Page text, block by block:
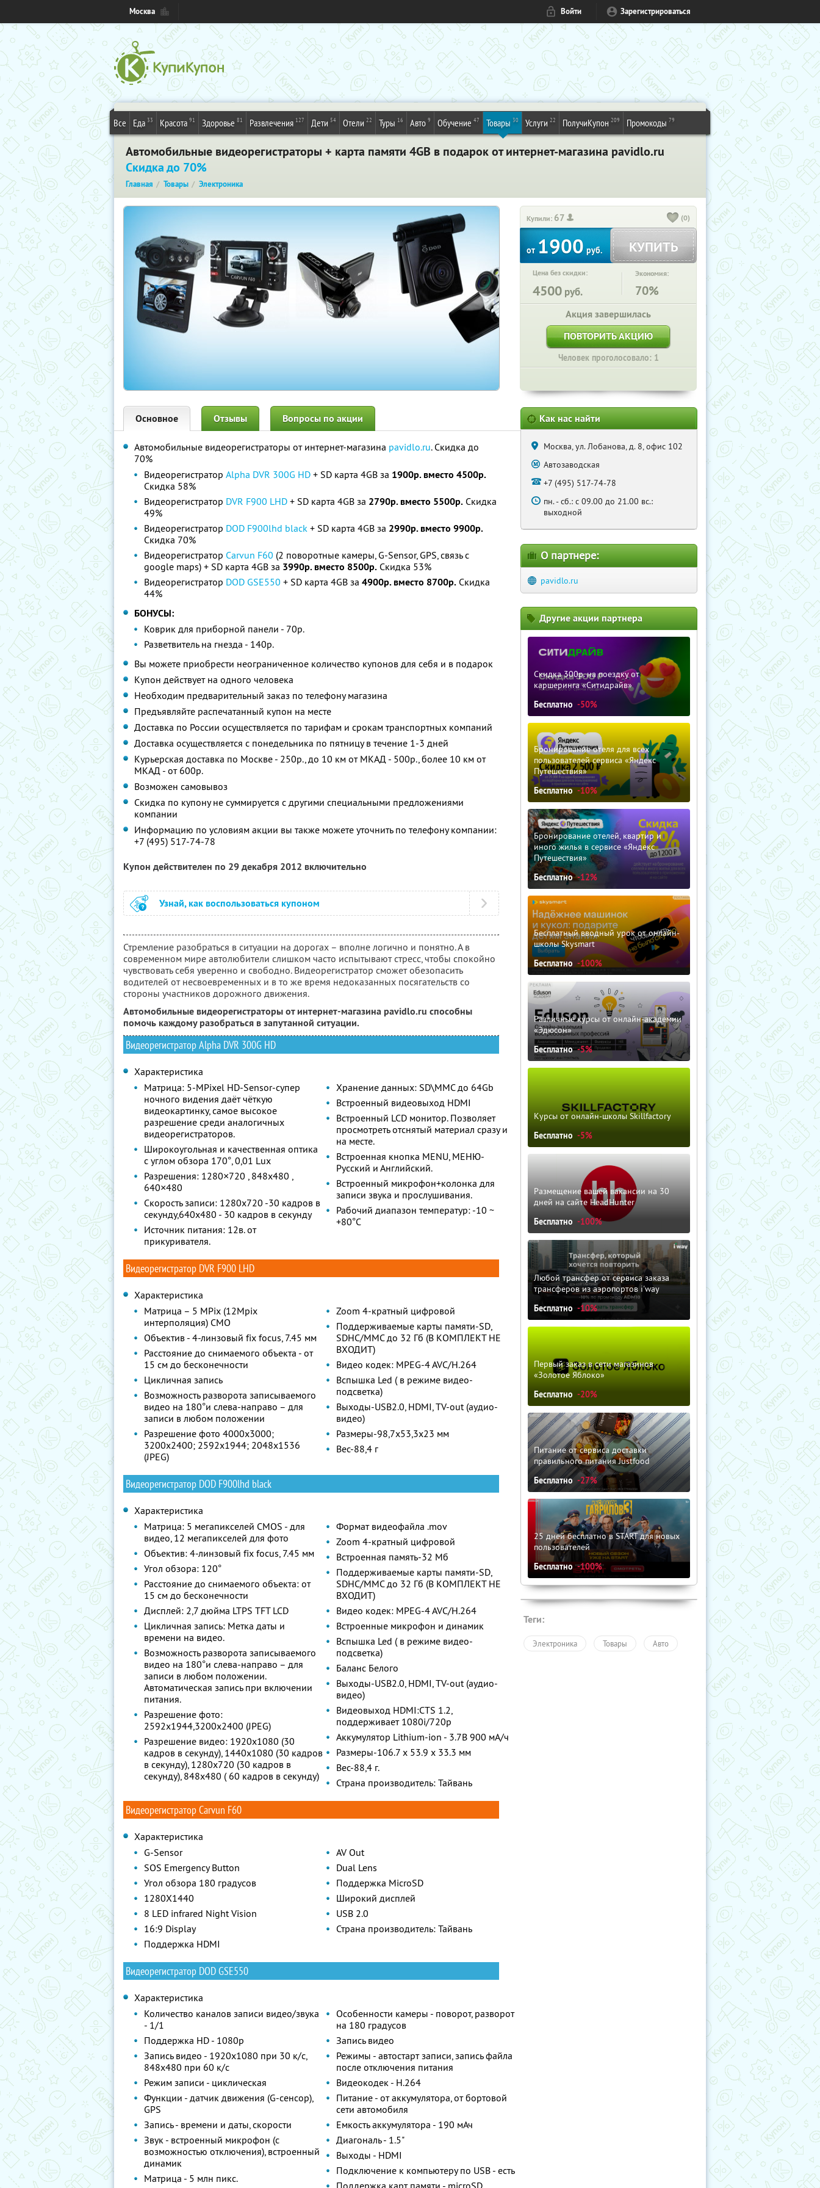
Москва Войти Зарегистрироваться
Все Еда 33 Красота 91 Здоровье 81 Развлечения 127 Дети 54 Отели 22 Туры 16 Авто 9 Обучение 47 Товары 30 Услуги 22 ПолучиКупон 209 Промокоды 79
Автомобильные видеорегистраторы + карта памяти 4GB в подарок от интернет-магазина pavidlo.ru
Скидка до 70%
Главная Товары Электроника
Купили: 67 (0)
от 1900 руб. КУПИТЬ
Цена без скидки:
4500 руб.
Экономия:
70%
Акция завершилась
ПОВТОРИТЬ АКЦИЮ
Человек проголосовало: 1
Основное Отзывы Вопросы по акции
Автомобильные видеорегистраторы от интернет-магазина pavidlo.ru. Скидка до
70%
Видеорегистратор Alpha DVR 300G HD + SD карта 4GB за 1900р. вместо 4500р.
Скидка 58%
Видеорегистратор DVR F900 LHD + SD карта 4GB за 2790р. вместо 5500р. Скидка
49%
Видеорегистратор DOD F900lhd black + SD карта 4GB за 2990р. вместо 9900р.
Скидка 70%
Видеорегистратор Carvun F60 (2 поворотные камеры, G-Sensor, GPS, связь с
google maps) + SD карта 4GB за 3990р. вместо 8500р. Скидка 53%
Видеорегистратор DOD GSE550 + SD карта 4GB за 4900р. вместо 8700р. Скидка
44%
БОНУСЫ:
Коврик для приборной панели - 70р.
Разветвитель на гнезда - 140р.
Вы можете приобрести неограниченное количество купонов для себя и в подарок
Купон действует на одного человека
Необходим предварительный заказ по телефону магазина
Предъявляйте распечатанный купон на месте
Доставка по России осуществляется по тарифам и срокам транспортных компаний
Доставка осуществляется с понедельника по пятницу в течение 1-3 дней
Курьерская доставка по Москве - 250р., до 10 км от МКАД - 500р., более 10 км от
МКАД - от 600р.
Возможен самовывоз
Скидка по купону не суммируется с другими специальными предложениями
компании
Информацию по условиям акции вы также можете уточнить по телефону компании:
+7 (495) 517-74-78
Купон действителен по 29 декабря 2012 включительно
Узнай, как воспользоваться купоном
Стремление разобраться в ситуации на дорогах – вполне логично и понятно. А в
современном мире автолюбители слишком часто испытывают стресс, чтобы спокойно
чувствовать себя уверенно и свободно. Видеорегистратор сможет обезопасить
водителей от несвоевременных и в то же время недоказанных посягательств со
стороны участников дорожного движения.
Автомобильные видеорегистраторы от интернет-магазина pavidlo.ru способны
помочь каждому разобраться в запутанной ситуации.
Видеорегистратор Alpha DVR 300G HD
Характеристика
Матрица: 5-MPixel HD-Sensor-супер
ночного видения даёт чёткую
видеокартинку, самое высокое
разрешение среди аналогичных
видеорегистраторов.
Широкоугольная и качественная оптика
с углом обзора 170°, 0,01 Lux
Разрешения: 1280×720 , 848x480 ,
640×480
Скорость записи: 1280х720 -30 кадров в
секунду,640х480 - 30 кадров в секунду
Источник питания: 12в. от
прикуривателя.
Хранение данных: SD\MMC до 64Gb
Встроенный видеовыход HDMI
Встроенный LCD монитор. Позволяет
просмотреть отснятый материал сразу и
на месте.
Встроенная кнопка MENU, МЕНЮ-
Русский и Английский.
Встроенный микрофон+колонка для
записи звука и прослушивания.
Рабочий диапазон температур: -10 ~
+80°С
Видеорегистратор DVR F900 LHD
Характеристика
Матрица – 5 MPix (12Mpix
интерполяция) CMO
Объектив - 4-линзовый fix focus, 7.45 мм
Расстояние до снимаемого объекта - от
15 см до бесконечности
Цикличная запись
Возможность разворота записываемого
видео на 180°и слева-направо – для
записи в любом положении
Разрешение фото 4000х3000;
3200х2400; 2592х1944; 2048х1536
(JPEG)
Zoom 4-кратный цифровой
Поддерживаемые карты памяти-SD,
SDHC/MMC до 32 Гб (В КОМПЛЕКТ НЕ
ВХОДИТ)
Видео кодек: MPEG-4 AVC/H.264
Вспышка Led ( в режиме видео-
подсветка)
Выходы-USB2.0, HDMI, TV-out (аудио-
видео)
Размеры-98,7х53,3х23 мм
Вес-88,4 г
Видеорегистратор DOD F900lhd black
Характеристика
Матрица: 5 мегапикселей CMOS - для
видео, 12 мегапикселей для фото
Объектив: 4-линзовый fix focus, 7.45 мм
Угол обзора: 120°
Расстояние до снимаемого объекта: от
15 см до бесконечности
Дисплей: 2,7 дюйма LTPS TFT LCD
Цикличная запись: Метка даты и
времени на видео.
Возможность разворота записываемого
видео на 180°и слева-направо – для
записи в любом положении.
Автоматическая запись при включении
питания.
Разрешение фото:
2592х1944,3200х2400 (JPEG)
Разрешение видео: 1920х1080 (30
кадров в секунду), 1440х1080 (30 кадров
в секунду), 1280х720 (30 кадров в
секунду), 848х480 ( 60 кадров в секунду)
Формат видеофайла .mov
Zoom 4-кратный цифровой
Встроенная память-32 Мб
Поддерживаемые карты памяти-SD,
SDHC/MMC до 32 Гб (В КОМПЛЕКТ НЕ
ВХОДИТ)
Видео кодек: MPEG-4 AVC/H.264
Встроенные микрофон и динамик
Вспышка Led ( в режиме видео-
подсветка)
Баланс Белого
Выходы-USB2.0, HDMI, TV-out (аудио-
видео)
Видеовыход HDMI:CTS 1.2,
поддерживает 1080i/720p
Аккумулятор Lithium-ion - 3.7В 900 мА/ч
Размеры-106.7 x 53.9 x 33.3 мм
Вес-88,4 г.
Страна производитель: Тайвань
Видеорегистратор Carvun F60
Характеристика
G-Sensor
SOS Emergency Button
Угол обзора 180 градусов
1280X1440
8 LED infrared Night Vision
16:9 Display
Поддержка HDMI
AV Out
Dual Lens
Поддержка MicroSD
Широкий дисплей
USB 2.0
Страна производитель: Тайвань
Видеорегистратор DOD GSE550
Характеристика
Количество каналов записи видео/звука
- 1/1
Поддержка HD - 1080p
Запись видео - 1920x1080 при 30 к/с,
848x480 при 60 к/с
Режим записи - циклическая
Функции - датчик движения (G-сенсор),
GPS
Запись - времени и даты, скорости
Звук - встроенный микрофон (с
возможностью отключения), встроенный
динамик
Матрица - 5 млн пикс.
Особенности камеры - поворот, разворот
на 180 градусов
Запись видео
Режимы - автостарт записи, запись файла
после отключения питания
Видеокодек - H.264
Питание - от аккумулятора, от бортовой
сети автомобиля
Емкость аккумулятора - 190 мАч
Диагональ - 1.5"
Выходы - HDMI
Подключение к компьютеру по USB - есть
Поддержка карт памяти - microSD
Как нас найти
Москва, ул. Лобанова, д. 8, офис 102
Автозаводская
+7 (495) 517-74-78
пн. - сб.: с 09.00 до 21.00 вс.:
выходной
О партнере:
pavidlo.ru
Другие акции партнера
Скидка 300р. на поездку от
каршеринга «Ситидрайв»
Бесплатно -50%
Бронирование отеля для всех
пользователей сервиса «Яндекс
Путешествия»
Бесплатно -10%
Бронирование отелей, квартир и
иного жилья в сервисе «Яндекс
Путешествия»
Бесплатно -12%
Бесплатный вводный урок от онлайн-
школы Skysmart
Бесплатно -100%
Различные курсы от онлайн-академии
«Эдюсон»
Бесплатно -5%
Курсы от онлайн-школы Skillfactory
Бесплатно -5%
Размещение вашей вакансии на 30
дней на сайте HeadHunter
Бесплатно -100%
Любой трансфер от сервиса заказа
трансферов из аэропортов i'way
Бесплатно -10%
Первый заказ в сети магазинов
«Золотое Яблоко»
Бесплатно -20%
Питание от сервиса доставки
правильного питания Justfood
Бесплатно -27%
25 дней бесплатно в START для новых
пользователей
Бесплатно -100%
Теги:
Электроника Товары Авто